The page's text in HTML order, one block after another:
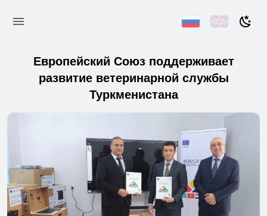
Европейский Союз поддерживает
развитие ветеринарной службы
Туркменистана